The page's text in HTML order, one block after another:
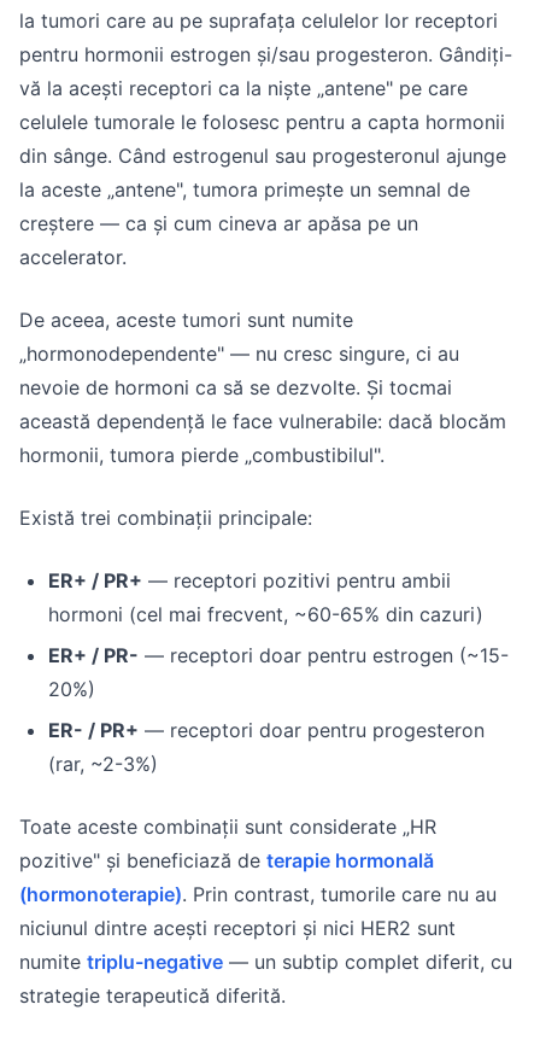
la tumori care au pe suprafața celulelor lor receptori
pentru hormonii estrogen și/sau progesteron. Gândiți-
vă la acești receptori ca la niște „antene" pe care
celulele tumorale le folosesc pentru a capta hormonii
din sânge. Când estrogenul sau progesteronul ajunge
la aceste „antene", tumora primește un semnal de
creștere — ca și cum cineva ar apăsa pe un
accelerator.
De aceea, aceste tumori sunt numite
„hormonodependente" — nu cresc singure, ci au
nevoie de hormoni ca să se dezvolte. Și tocmai
această dependență le face vulnerabile: dacă blocăm
hormonii, tumora pierde „combustibilul".
Există trei combinații principale:
ER+ / PR+ — receptori pozitivi pentru ambii
hormoni (cel mai frecvent, ~60-65% din cazuri)
ER+ / PR- — receptori doar pentru estrogen (~15-
20%)
ER- / PR+ — receptori doar pentru progesteron
(rar, ~2-3%)
Toate aceste combinații sunt considerate „HR
pozitive" și beneficiază de terapie hormonală
(hormonoterapie). Prin contrast, tumorile care nu au
niciunul dintre acești receptori și nici HER2 sunt
numite triplu-negative — un subtip complet diferit, cu
strategie terapeutică diferită.